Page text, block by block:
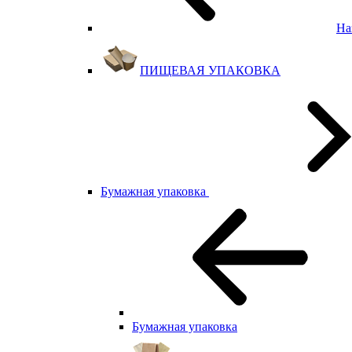
ПИЩЕВАЯ УПАКОВКА
Бумажная упаковка
Бумажная упаковка